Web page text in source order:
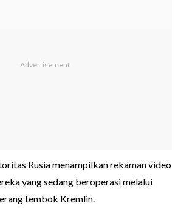
Rusia menampilkan rekaman video
yang sedang beroperasi melalui
tembok Kremlin.